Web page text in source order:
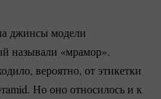
джинсы модели
называли «мрамор».
вероятно, от этикетки
Но оно относилось и к